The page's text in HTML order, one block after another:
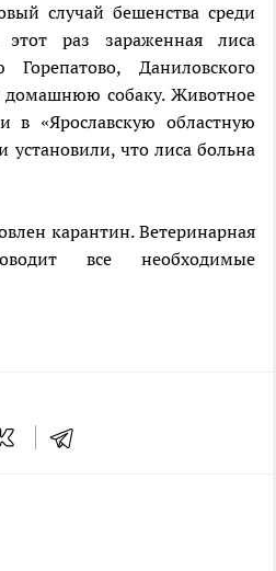
случай бешенства среди
раз зараженная лиса
Даниловского
домашнюю собаку. Животное
в «Ярославскую областную
установили, что лиса больна
карантин. Ветеринарная
все необходимые